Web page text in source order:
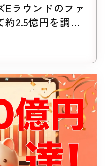
Eラウンドのファ
2.5億円を調達